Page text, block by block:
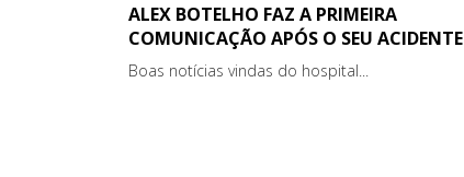
ALEX BOTELHO FAZ A PRIMEIRA
COMUNICAÇÃO APÓS O SEU ACIDENTE
Boas notícias vindas do hospital...